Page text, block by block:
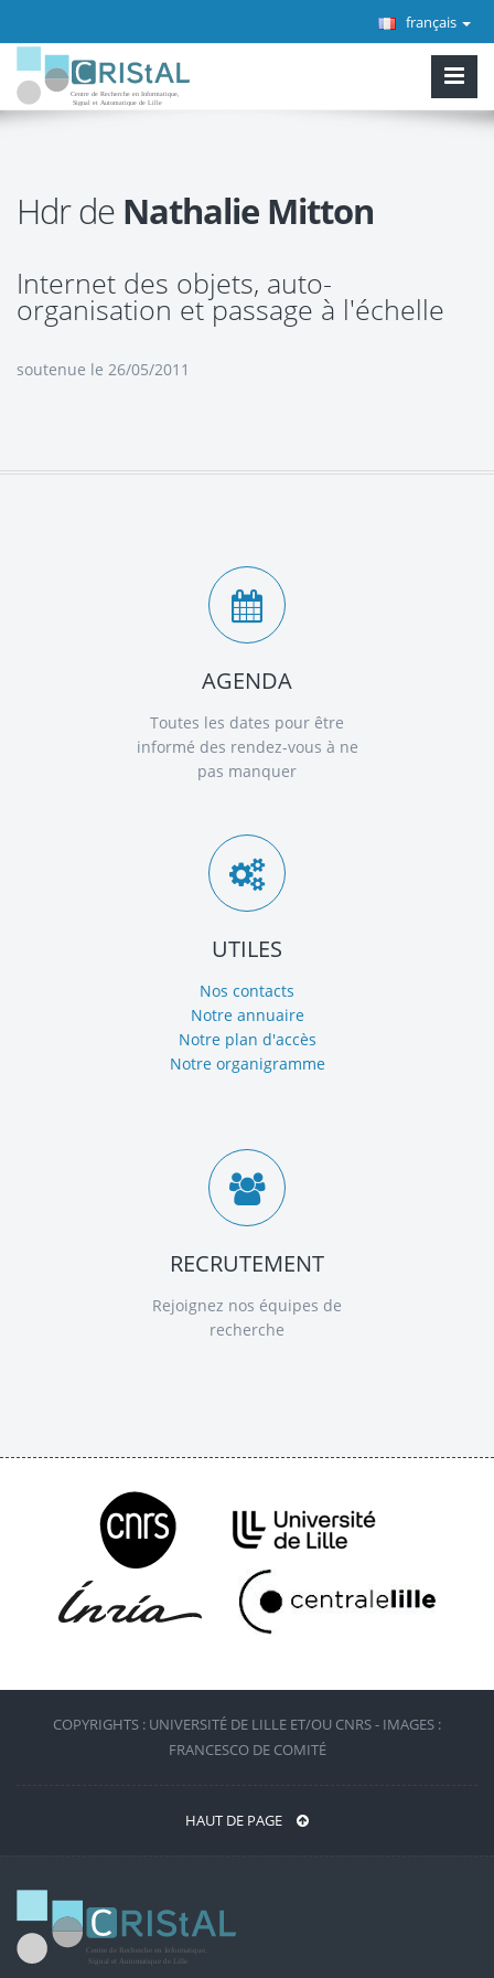
français
Hdr de Nathalie Mitton
Internet des objets, auto-
organisation et passage à l'échelle
soutenue le 26/05/2011
AGENDA
Toutes les dates pour être
informé des rendez-vous à ne
pas manquer
UTILES
Nos contacts
Notre annuaire
Notre plan d'accès
Notre organigramme
RECRUTEMENT
Rejoignez nos équipes de
recherche
COPYRIGHTS : UNIVERSITÉ DE LILLE ET/OU CNRS - IMAGES :
FRANCESCO DE COMITÉ
HAUT DE PAGE